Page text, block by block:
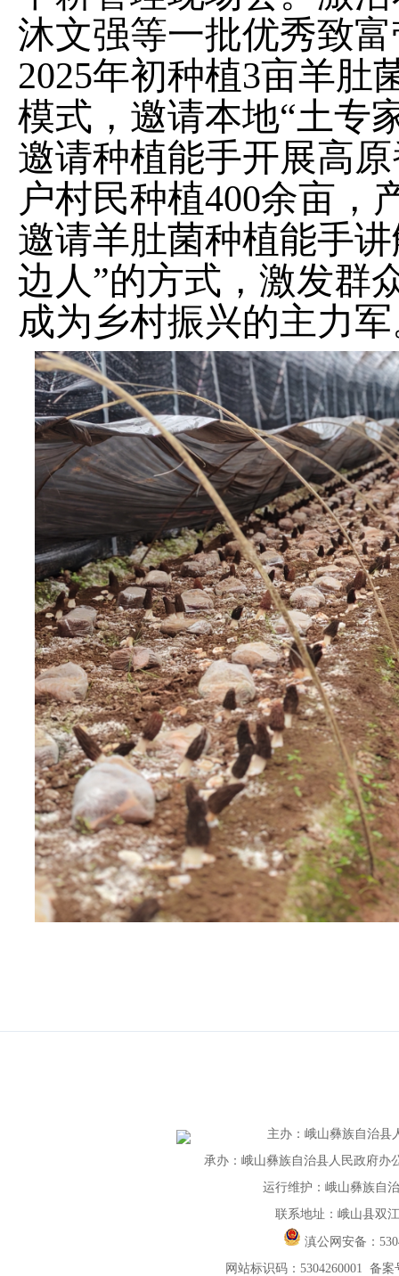
沐文强等一批优秀致
2025年初种植3亩羊肚
模式，邀请本地“土专
邀请种植能手开展高
户村民种植400余亩，
邀请羊肚菌种植能手
边人”的方式，激发群
成为乡村振兴的主力
主办： 峨山彝族自治县
承办：峨山彝族自治县人民政府办
运行维护：峨山彝族自
联系地址：峨山县双
滇公网安备：
网站标识码：5304260001 备案